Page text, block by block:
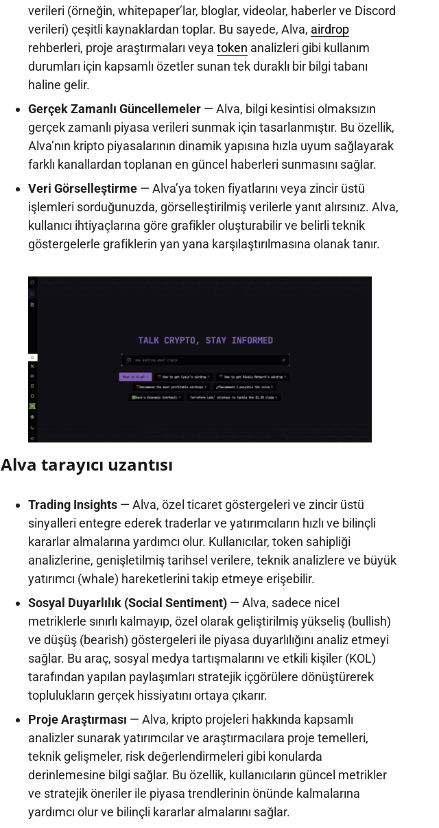
verileri (örneğin, whitepaper’lar, bloglar, videolar, haberler ve Discord
verileri) çeşitli kaynaklardan toplar. Bu sayede, Alva, airdrop
rehberleri, proje araştırmaları veya token analizleri gibi kullanım
durumları için kapsamlı özetler sunan tek duraklı bir bilgi tabanı
haline gelir.
Gerçek Zamanlı Güncellemeler— Alva, bilgi kesintisi olmaksızın
gerçek zamanlı piyasa verileri sunmak için tasarlanmıştır. Bu özellik,
Alva’nın kripto piyasalarının dinamik yapısına hızla uyum sağlayarak
farklı kanallardan toplanan en güncel haberleri sunmasını sağlar.
Veri Görselleştirme — Alva’ya token fiyatlarını veya zincir üstü
işlemleri sorduğunuzda, görselleştirilmiş verilerle yanıt alırsınız. Alva,
kullanıcı ihtiyaçlarına göre grafikler oluşturabilir ve belirli teknik
göstergelerle grafiklerin yan yana karşılaştırılmasına olanak tanır.
Alva tarayıcı uzantısı
Trading Insights— Alva, özel ticaret göstergeleri ve zincir üstü
sinyalleri entegre ederek traderlar ve yatırımcıların hızlı ve bilinçli
kararlar almalarına yardımcı olur. Kullanıcılar, token sahipliği
analizlerine, genişletilmiş tarihsel verilere, teknik analizlere ve büyük
yatırımcı (whale) hareketlerini takip etmeye erişebilir.
Sosyal Duyarlılık (Social Sentiment) — Alva, sadece nicel
metriklerle sınırlı kalmayıp, özel olarak geliştirilmiş yükseliş (bullish)
ve düşüş (bearish) göstergeleri ile piyasa duyarlılığını analiz etmeyi
sağlar. Bu araç, sosyal medya tartışmalarını ve etkili kişiler (KOL)
tarafından yapılan paylaşımları stratejik içgörülere dönüştürerek
toplulukların gerçek hissiyatını ortaya çıkarır.
Proje Araştırması — Alva, kripto projeleri hakkında kapsamlı
analizler sunarak yatırımcılar ve araştırmacılara proje temelleri,
teknik gelişmeler, risk değerlendirmeleri gibi konularda
derinlemesine bilgi sağlar. Bu özellik, kullanıcıların güncel metrikler
ve stratejik öneriler ile piyasa trendlerinin önünde kalmalarına
yardımcı olur ve bilinçli kararlar almalarını sağlar.